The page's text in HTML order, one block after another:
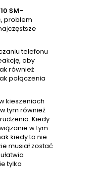
SM-
problem
telefonu
aby
również
połączenia
kieszeniach
tym również
Kiedy
w tym
kiedy to nie
musiał zostać
tylko